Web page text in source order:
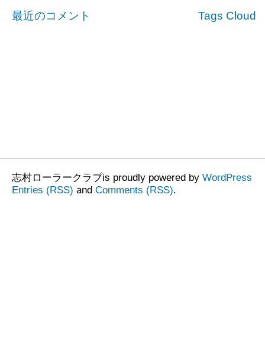
最近のコメント Tags Cloud
志村ローラークラブis proudly powered by WordPress
Entries (RSS) and Comments (RSS).